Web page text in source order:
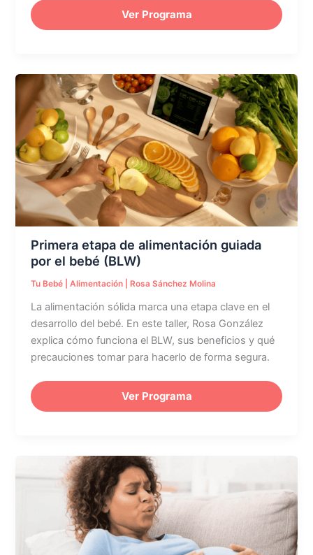
Ver Programa
Primera etapa de alimentación guiada
por el bebé (BLW)
Tu Bebé |Alimentación Rosa Sánchez Molina
La alimentación sólida marca una etapa clave en el
desarrollo del bebé. En este taller, Rosa González
explica cómo funciona el BLW, sus beneficios y qué
precauciones tomar para hacerlo de forma segura.
Primera
etapa
de
alimentación
guiada
por
el
bebé
(BLW)
Ver Programa
¿Cómo
saber
si
empezó
el